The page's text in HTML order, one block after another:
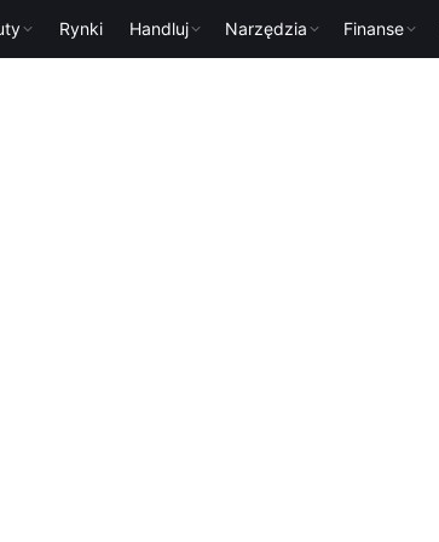
Rynki Handluj Narzędzia Finanse